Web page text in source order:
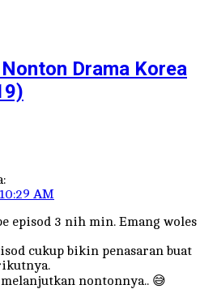
Drama Korea
AM
episod 3 nih min. Emang woles
cukup bikin penasaran buat
melanjutkan nontonnya.. 😅